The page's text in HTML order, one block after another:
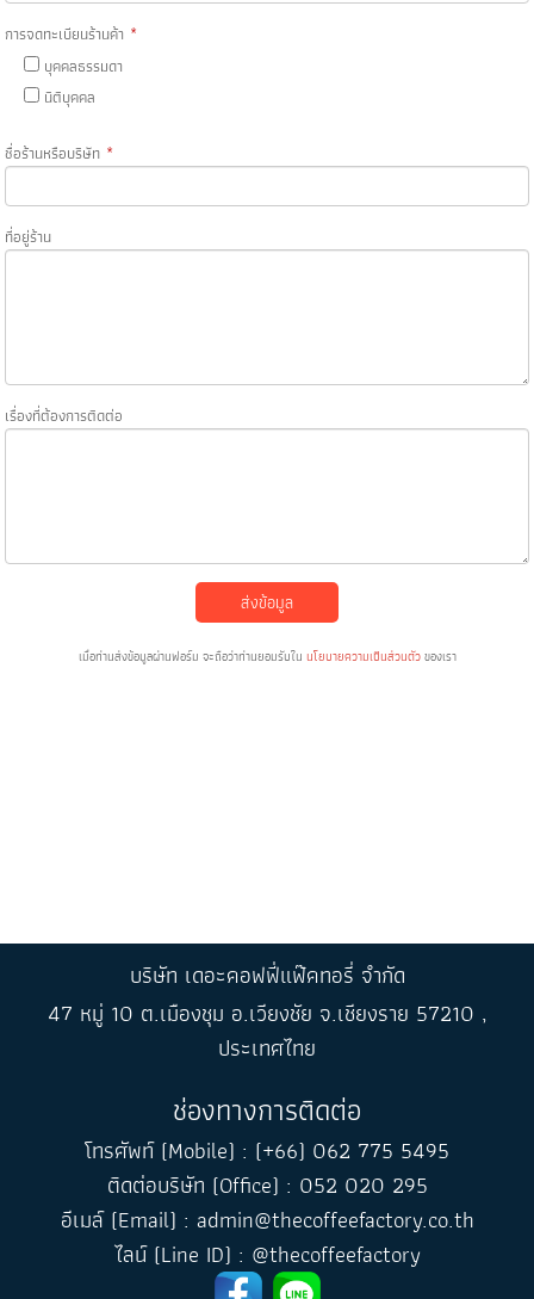
การจดทะเบียนร้านค้า *
บุคคลธรรมดา
นิติบุคคล
ชื่อร้านหรือบริษัท *
ที่อยู่ร้าน
เรื่องที่ต้องการติดต่อ
ส่งข้อมูล
เมื่อท่านส่งข้อมูลผ่านฟอร์ม จะถือว่าท่านยอมรับใน นโยบายความเป็นส่วนตัวของเรา
บริษัท เดอะคอฟฟี่แฟ๊คทอรี่ จำกัด
47 หมู่ 10 ต.เมืองชุม อ.เวียงชัย จ.เชียงราย 57210 ,
ประเทศไทย
ช่องทางการติดต่อ
โทรศัพท์ (Mobile) : (+66) 062 775 5495
ติดต่อบริษัท (Office) : 052 020 295
อีเมล์ (Email) : admin@thecoffeefactory.co.th
ไลน์ (Line ID) : @thecoffeefactory